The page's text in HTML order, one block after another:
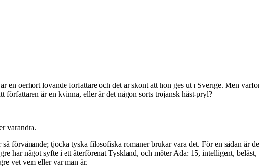
en oerhört lovande författare och det är skönt att hon ges ut i Sverige. Men
är en kvinna, eller är det någon sorts trojansk häst-pryl?
varandra.
förvånande; tjocka tyska filosofiska romaner brukar vara det. För en sådan är
har något syfte i ett återförenat Tyskland, och möter Ada: 15, intelligent,
vet vem eller var man är.